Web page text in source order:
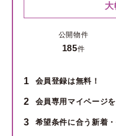
大
公開物件
185件
1 会員登録は無料！
2 会員専用マイページを
3 希望条件に合う新着